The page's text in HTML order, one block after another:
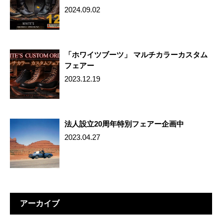
2024.09.02
「ホワイツブーツ」 マルチカラーカスタム
フェアー
2023.12.19
法人設立20周年特別フェアー企画中
2023.04.27
アーカイブ